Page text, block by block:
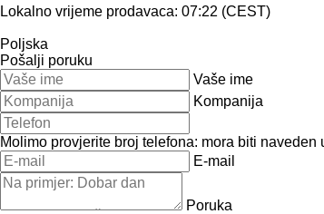
Lokalno vrijeme prodavaca: 07:22 (CEST)
Poljska
Pošalji poruku
Vaše ime
Kompanija
Molimo provjerite broj telefona: mora biti
E-mail
Poruka